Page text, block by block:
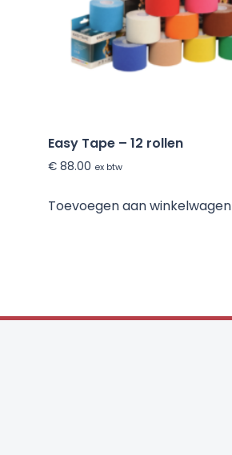
Easy Tape – 12 rollen
€88.00 ex btw
Toevoegen aan winkelwagen